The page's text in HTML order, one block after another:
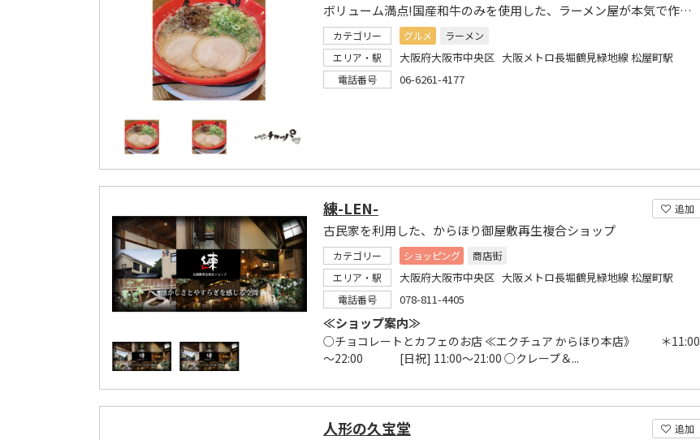
ボリューム満点!国産和牛のみを使用した、ラーメン屋が本気で作る絶品<もつ鍋>
カテゴリー グルメ
ラーメン
エリア・駅
大阪府大阪市中央区 大阪メトロ長堀鶴見緑地線 松屋町駅
電話番号 06-6261-4177
追加
練-LEN-
古民家を利用した、からほり御屋敷再生複合ショップ
カテゴリー ショッピング
商店街
エリア・駅
大阪府大阪市中央区 大阪メトロ長堀鶴見緑地線 松屋町駅
電話番号 078-811-4405
≪ショップ案内≫
○チョコレートとカフェのお店 ≪エクチュア からほり本店》 ＊11:00
～22:00 [日祝] 11:00～21:00 ○クレープ＆...
追加
人形の久宝堂